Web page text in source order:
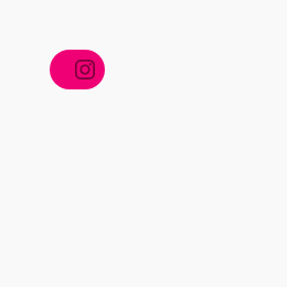
Instagram